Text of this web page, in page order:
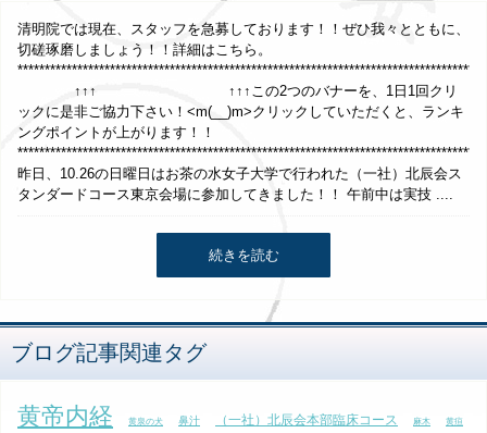
清明院では現在、スタッフを急募しております！！ぜひ我々とともに、
切磋琢磨しましょう！！詳細はこちら。
↑↑↑ ↑↑↑この2つのバナーを、1日1回クリ
ックに是非ご協力下さい！<m(__)m>クリックしていただくと、ランキ
ングポイントが上がります！！
昨日、10.26の日曜日はお茶の水女子大学で行われた（一社）北辰会ス
タンダードコース東京会場に参加してきました！！ 午前中は実技 ....
続きを読む
ブログ記事関連タグ
黄帝内経 黄泉の犬 鼻汁 （一社）北辰会本部臨床コース 麻木 黄疸